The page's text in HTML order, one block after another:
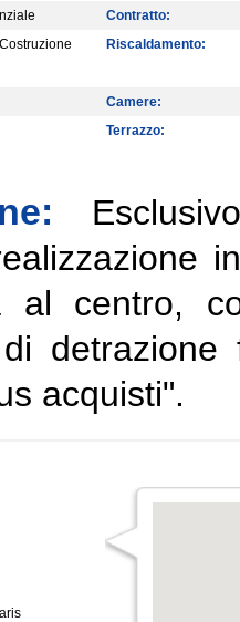
Contratto:
Riscaldamento:
Camere:
Terrazzo:
al centro,
acquisti".